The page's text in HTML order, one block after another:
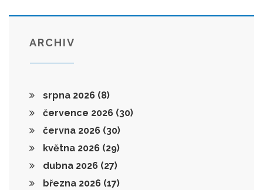
ARCHIV
srpna 2026 (8)
července 2026 (30)
června 2026 (30)
května 2026 (29)
dubna 2026 (27)
března 2026 (17)